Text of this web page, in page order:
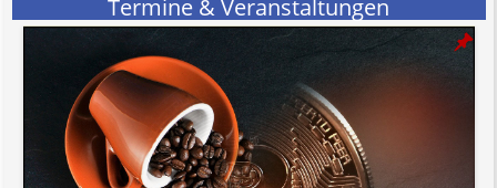
Bitte beachten Sie in dem Zusammenhang auch unsereAGB.
Termine & Veranstaltungen